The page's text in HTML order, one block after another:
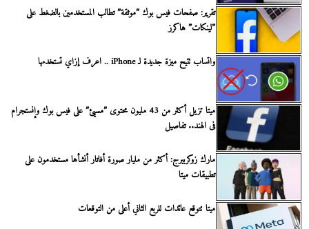
تقرير: صفحات فيس بوك ”موثقة” تطالب المستخدمين بالضغط على
”لينكات” هاكرز
واتساب تتيح ميزة جديدة لـ iPhone .. اعرف إزاي تستخدمها
ميتا تزيل أكثر من 43 مليون محتوى ”مسيئ” على فيس بوك وإنستجرام
فى الهند.. تفاصيل
مارك زوكربيرج: أكثر من مليار صورة أفاتار أنشأها مستخدمون على
تطبيقات ميتا
ميتا تتوقع عائدات للربع الثاني أعلى من التوقعات